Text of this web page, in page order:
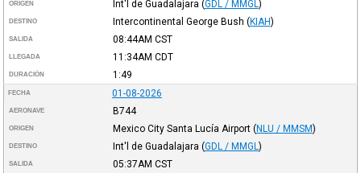
ORIGEN Int'l de Guadalajara (GDL / MMGL )
DESTINO Intercontinental George Bush (KIAH)
SALIDA 08:44AM CST
LLEGADA 11:34AM CDT
DURACIÓN 1:49
FECHA 01-08-2026
AERONAVE B744
ORIGEN Mexico City Santa Lucía Airport (NLU / MMSM)
DESTINO Int'l de Guadalajara (GDL / MMGL )
SALIDA 05:37AM CST